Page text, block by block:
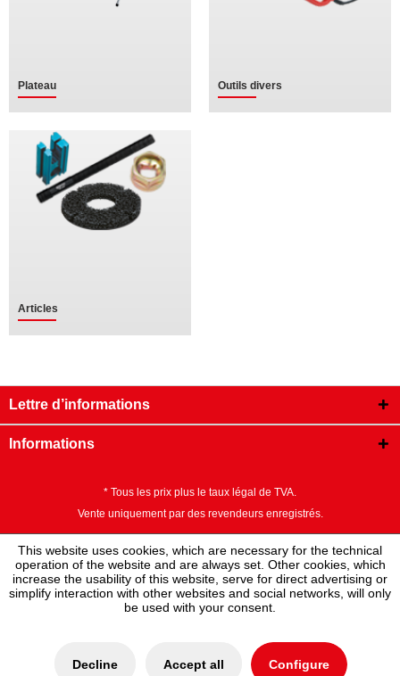
Plateau Outils divers
Articles
Lettre d’informations
Informations
* Tous les prix plus le taux légal de TVA.
Vente uniquement par des revendeurs enregistrés.
This website uses cookies, which are necessary for the technical
operation of the website and are always set. Other cookies, which
increase the usability of this website, serve for direct advertising or
simplify interaction with other websites and social networks, will only
be used with your consent.
Decline Accept all Configure